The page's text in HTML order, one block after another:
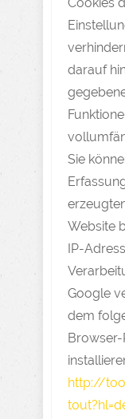
darauf
Sie
Website
IP-
Google
dem
http://